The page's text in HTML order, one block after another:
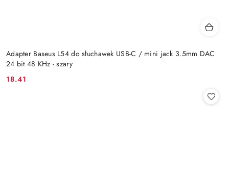
Adapter Baseus L54 do słuchawek USB-C / mini jack 3.5mm DAC
24 bit 48 KHz - szary
Cena:
18.41